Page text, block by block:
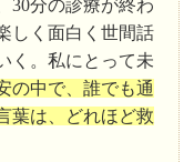
30分の診療が終わ
しく面白く世間話
く。私にとって未
の中で、誰でも通
葉は、どれほど救